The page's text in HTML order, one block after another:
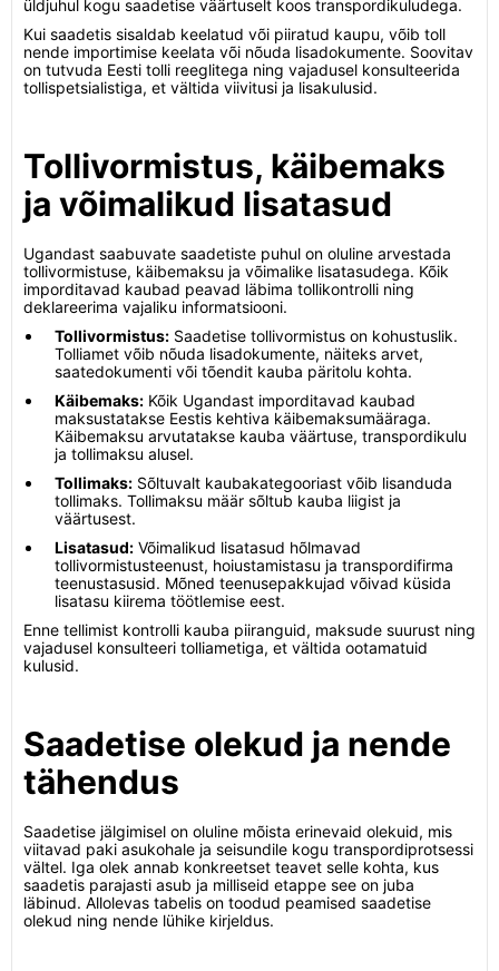
üldjuhul kogu saadetise väärtuselt koos transpordikuludega.
Kui saadetis sisaldab keelatud või piiratud kaupu, võib toll
nende importimise keelata või nõuda lisadokumente. Soovitav
on tutvuda Eesti tolli reeglitega ning vajadusel konsulteerida
tollispetsialistiga, et vältida viivitusi ja lisakulusid.
Tollivormistus, käibemaks
ja võimalikud lisatasud
Ugandast saabuvate saadetiste puhul on oluline arvestada
tollivormistuse, käibemaksu ja võimalike lisatasudega. Kõik
imporditavad kaubad peavad läbima tollikontrolli ning
deklareerima vajaliku informatsiooni.
Tollivormistus: Saadetise tollivormistus on kohustuslik.
Tolliamet võib nõuda lisadokumente, näiteks arvet,
saatedokumenti või tõendit kauba päritolu kohta.
Käibemaks: Kõik Ugandast imporditavad kaubad
maksustatakse Eestis kehtiva käibemaksumääraga.
Käibemaksu arvutatakse kauba väärtuse, transpordikulu
ja tollimaksu alusel.
Tollimaks: Sõltuvalt kaubakategooriast võib lisanduda
tollimaks. Tollimaksu määr sõltub kauba liigist ja
väärtusest.
Lisatasud: Võimalikud lisatasud hõlmavad
tollivormistusteenust, hoiustamistasu ja transpordifirma
teenustasusid. Mõned teenusepakkujad võivad küsida
lisatasu kiirema töötlemise eest.
Enne tellimist kontrolli kauba piiranguid, maksude suurust ning
vajadusel konsulteeri tolliametiga, et vältida ootamatuid
kulusid.
Saadetise olekud ja nende
tähendus
Saadetise jälgimisel on oluline mõista erinevaid olekuid, mis
viitavad paki asukohale ja seisundile kogu transpordiprotsessi
vältel. Iga olek annab konkreetset teavet selle kohta, kus
saadetis parajasti asub ja milliseid etappe see on juba
läbinud. Allolevas tabelis on toodud peamised saadetise
olekud ning nende lühike kirjeldus.